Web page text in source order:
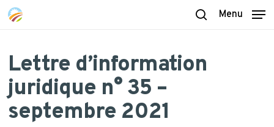
Skip
content
Menu
Lettre d’information
juridique n° 35 –
septembre 2021